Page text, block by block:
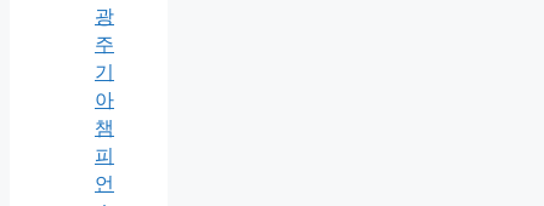
광
주
기
아
챔
피
언